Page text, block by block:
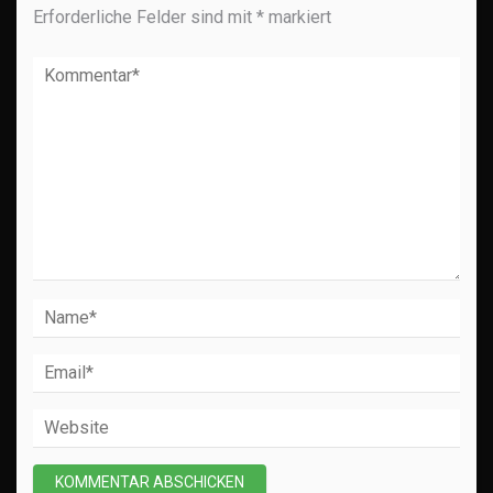
Erforderliche Felder sind mit * markiert